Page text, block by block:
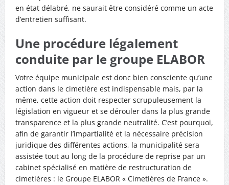
en état délabré, ne saurait être considéré comme un acte
d’entretien suffisant.
Une procédure légalement
conduite par le groupe ELABOR
Votre équipe municipale est donc bien consciente qu’une
action dans le cimetière est indispensable mais, par la
même, cette action doit respecter scrupuleusement la
législation en vigueur et se dérouler dans la plus grande
transparence et la plus grande neutralité. C’est pourquoi,
afin de garantir l’impartialité et la nécessaire précision
juridique des différentes actions, la municipalité sera
assistée tout au long de la procédure de reprise par un
cabinet spécialisé en matière de restructuration de
cimetières : le Groupe ELABOR « Cimetières de France ».